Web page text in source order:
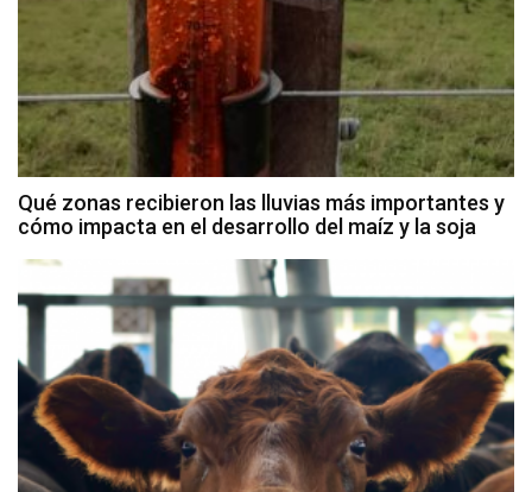
Qué zonas recibieron las lluvias más importantes y
cómo impacta en el desarrollo del maíz y la soja